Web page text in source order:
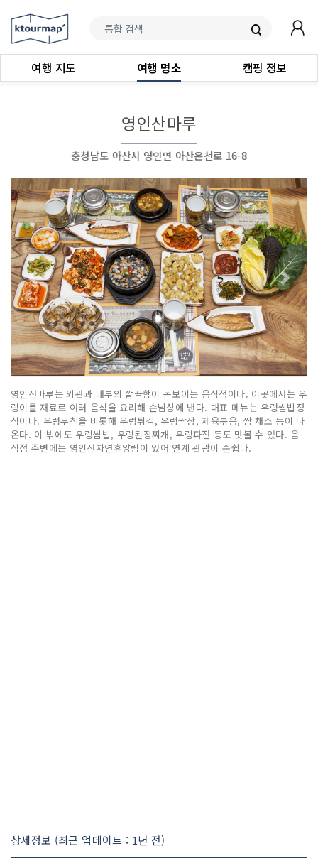
여행 지도 여행 명소 캠핑 정보
영인산마루
충청남도 아산시 영인면 아산온천로 16-8
영인산마루는 외관과 내부의 깔끔함이 돋보이는 음식점이다. 이곳에서는 우
렁이를 재료로 여러 음식을 요리해 손님상에 낸다. 대표 메뉴는 우렁쌈밥정
식이다. 우렁무침을 비롯해 우렁튀김, 우렁쌈장, 제육볶음, 쌈 채소 등이 나
온다. 이 밖에도 우렁쌈밥, 우렁된장찌개, 우렁파전 등도 맛볼 수 있다. 음
식점 주변에는 영인산자연휴양림이 있어 연계 관광이 손쉽다.
상세정보 (최근 업데이트 : 1년 전)